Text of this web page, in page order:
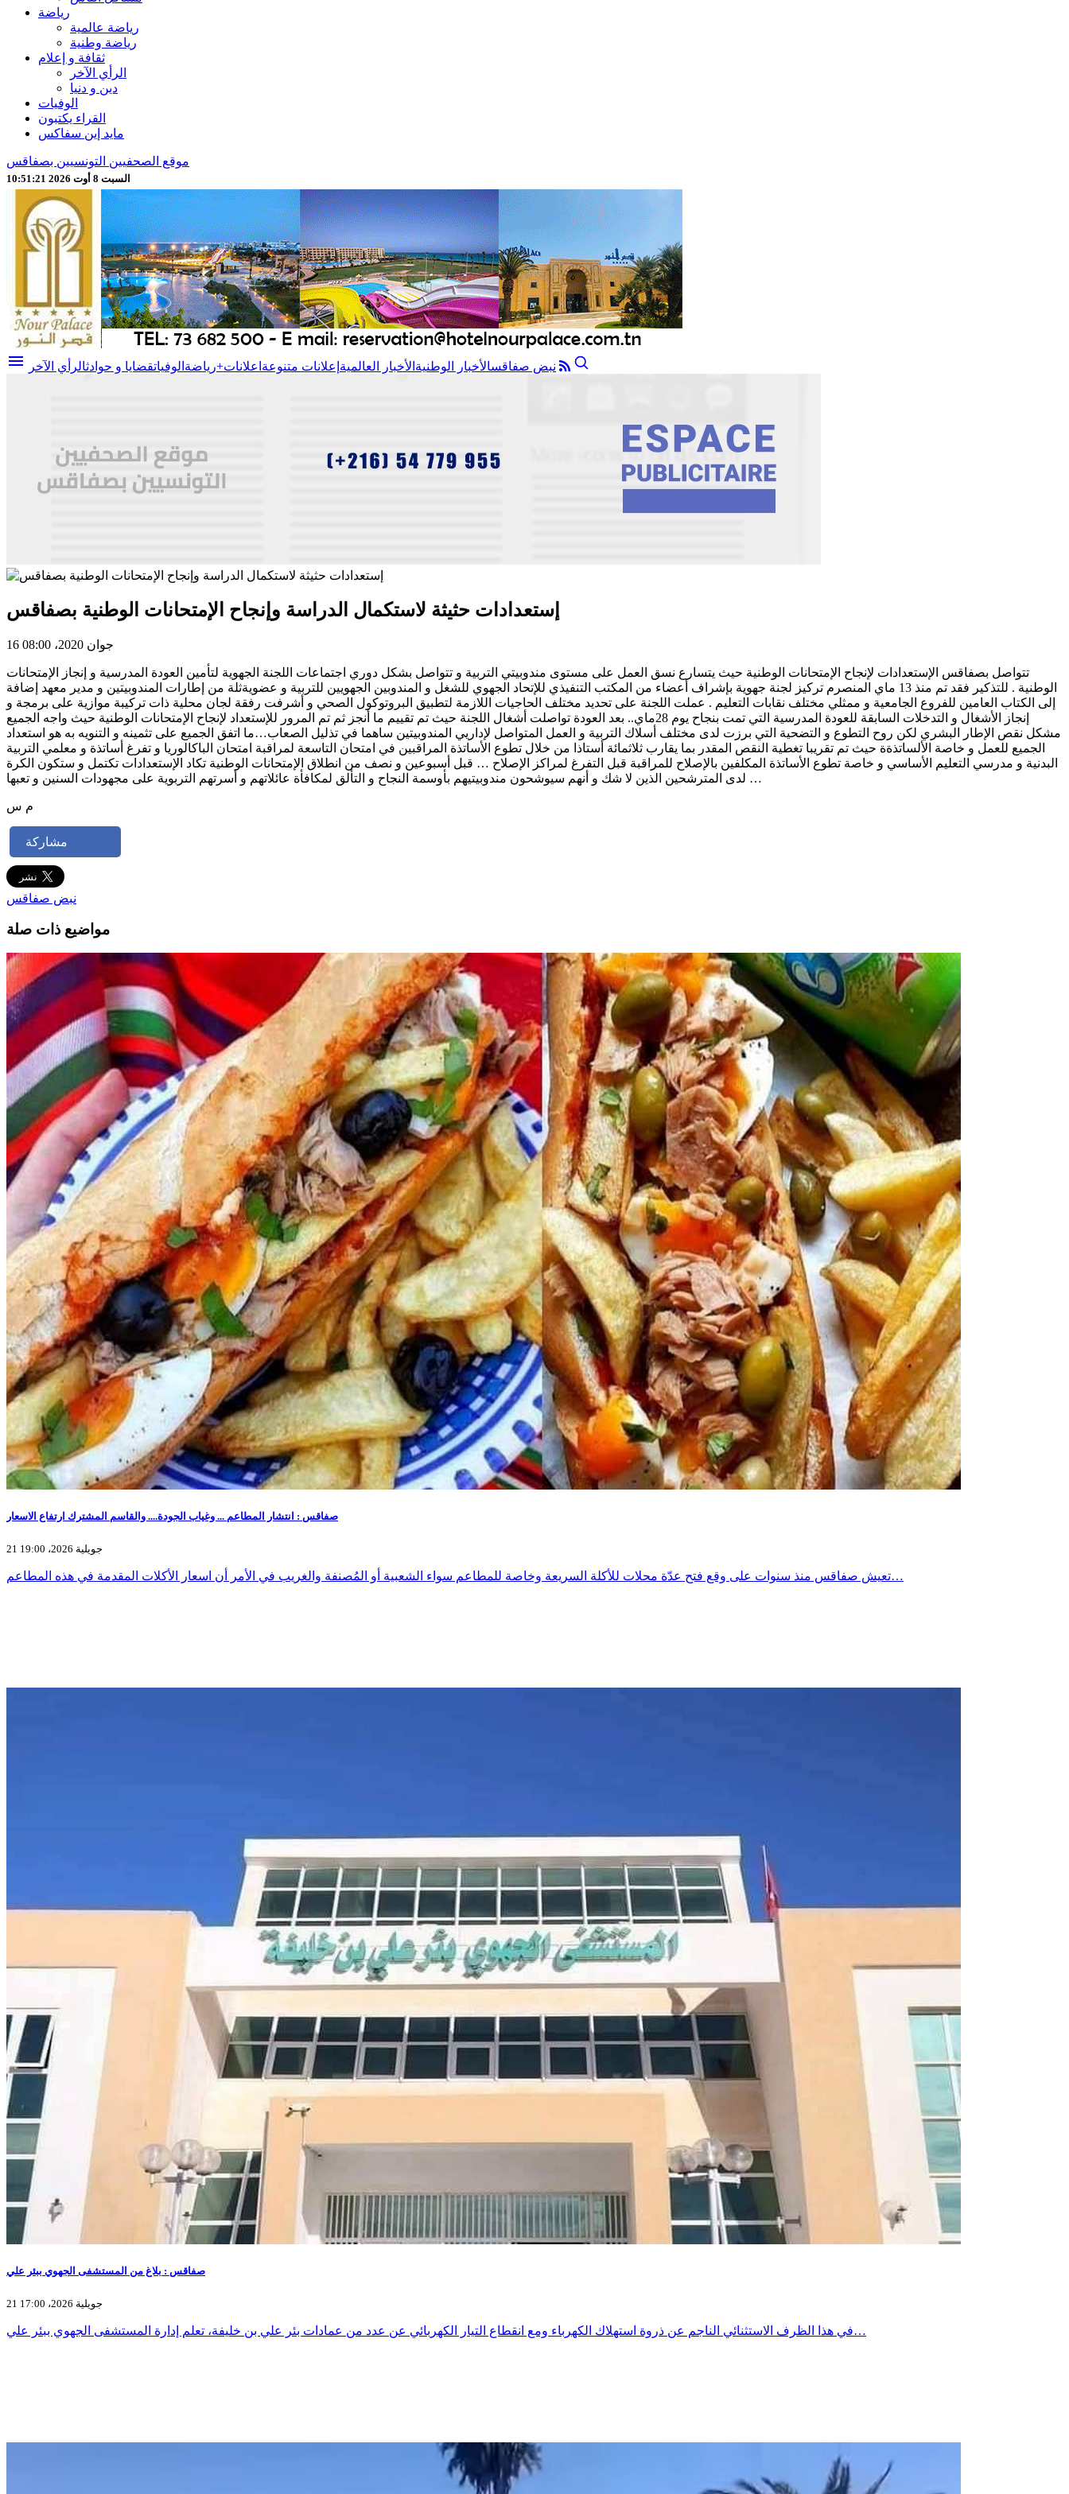
رياضة
رياضة عالمية
رياضة وطنية
ثقافة و إعلام
الرأي الآخر
دين و دنيا
الوفيات
القراء يكتبون
مايد إين سفاكس
موقع الصحفيين التونسيين بصفاقس
السبت 8 أوت 2026 10:51:23
menu نبض صفاقسالأخبار الوطنية الأخبار العالمية إعلانات متنوعة اعلانات+رياضة الوفياتقضايا و حوادثالرأي الآخر
إستعدادات حثيثة لاستكمال الدراسة وإنجاح الإمتحانات الوطنية بصفاقس
16 جوان 2020، 08:00
تتواصل بصفاقس الإستعدادات لإنجاح الإمتحانات الوطنية حيث يتسارع نسق العمل على مستوى مندوبيتي التربية و تتواصل بشكل دوري اجتماعات اللجنة الجهوية لتأمين العودة المدرسية و إنجاز الإمتحانات
الوطنية . للتذكير فقد تم منذ 13 ماي المنصرم تركيز لجنة جهوية بإشراف أعضاء من المكتب التنفيذي للإتحاد الجهوي للشغل و المندوبين الجهويين للتربية و عضويةثلة من إطارات المندوبيتين و مدير معهد إضافة
إلى الكتاب العامين للفروع الجامعية و ممثلي مختلف نقابات التعليم . عملت اللجنة على تحديد مختلف الحاجيات اللازمة لتطبيق البروتوكول الصحي و أشرفت رفقة لجان محلية ذات تركيبة موازية على برمجة و
إنجاز الأشغال و التدخلات السابقة للعودة المدرسية التي تمت بنجاح يوم 28ماي.. بعد العودة تواصلت أشغال اللجنة حيث تم تقييم ما أنجز ثم تم المرور للإستعداد لإنجاح الإمتحانات الوطنية حيث واجه الجميع
مشكل نقص الإطار البشري لكن روح التطوع و التضحية التي برزت لدى مختلف أسلاك التربية و العمل المتواصل لإداريي المندوبيتين ساهما في تذليل الصعاب…ما اتفق الجميع على تثمينه و التنويه به هو استعداد
الجميع للعمل و خاصة الألساتذةة حيث تم تقريبا تغطية النقص المقدر بما يقارب ثلاثمائة أستاذا من خلال تطوع الأساتذة المراقبين في امتحان التاسعة لمراقبة امتحان الباكالوريا و تفرغ أساتذة و معلمي التربية
البدنية و مدرسي التعليم الأساسي و خاصة تطوع الأساتذة المكلفين بالإصلاح للمراقبة قبل التفرغ لمراكز الإصلاح … قبل أسبوعين و نصف من انطلاق الإمتحانات الوطنية تكاد الإستعدادات تكتمل و ستكون الكرة
لدى المترشحين الذين لا شك و أنهم سيوشحون مندوبيتيهم بأوسمة النجاح و التألق لمكافأة عائلاتهم و أسرتهم التربوية على مجهودات السنين و تعبها …
م س
مشاركة
نبض صفاقس
مواضيع ذات صلة
صفاقس : انتشار المطاعم ... وغياب الجودة.... والقاسم المشترك ارتفاع الاسعار
21 جويلية 2026، 19:00
تعيش صفاقس منذ سنوات على وقع فتح عدّة محلات للأكلة السريعة وخاصة للمطاعم سواء الشعبية أو المُصنفة والغريب في الأمر أن اسعار الأكلات المقدمة في هذه المطاعم…
صفاقس : بلاغ من المستشفى الجهوي ببئر علي
21 جويلية 2026، 17:00
في هذا الظرف الاستثنائي الناجم عن ذروة استهلاك الكهرباء ومع انقطاع التيار الكهربائي عن عدد من عمادات بئر علي بن خليفة، تعلم إدارة المستشفى الجهوي ببئر علي…